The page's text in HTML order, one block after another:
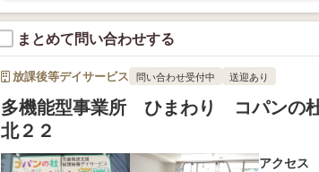
●イーライフジュニア・プラス
●イーライフジュニア・スマイル
●イーライフジュニア・ホープ
まとめて問い合わせする
放課後等デイサービス 問い合わせ受付中 送迎あり
多機能型事業所 ひまわり コパンの
北２２
アクセス